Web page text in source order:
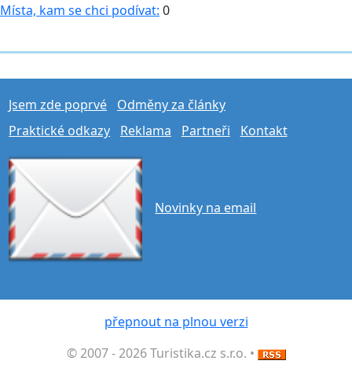
Místa, kam se chci podívat: 0
Jsem zde poprvé
Odměny za články
Praktické odkazy
Reklama Partneři Kontakt
Novinky na email
přepnout na plnou verzi
© 2007 - 2026 Turistika.cz s.r.o. •